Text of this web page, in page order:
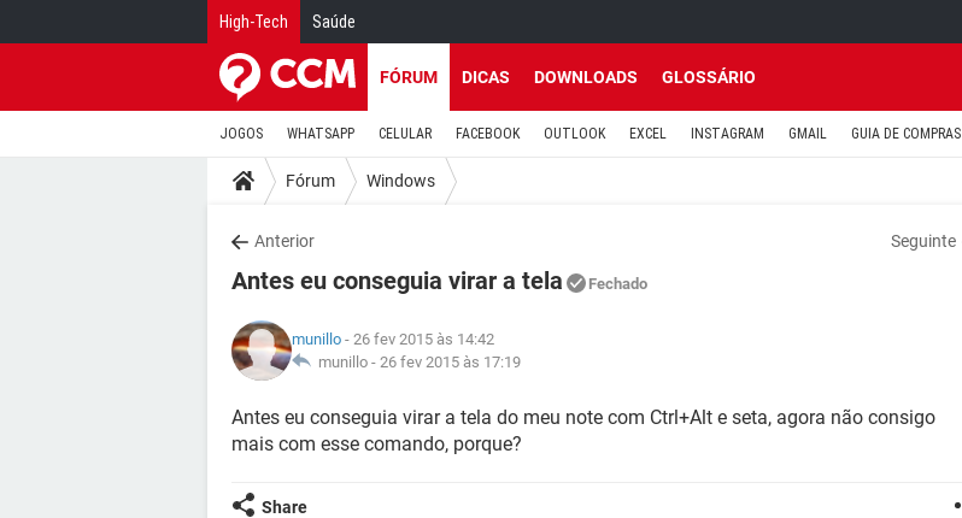
High-Tech Saúde
FÓRUM DICAS DOWNLOADS GLOSSÁRIO
JOGOS WHATSAPP CELULAR FACEBOOK OUTLOOK EXCEL INSTAGRAM GMAIL GUIA DE COMPRAS
Fórum Windows
Anterior Seguinte
Antes eu conseguia virar a tela Fechado
munillo - 26 fev 2015 às 14:42
munillo - 26 fev 2015 às 17:19
Antes eu conseguia virar a tela do meu note com Ctrl+Alt e seta, agora não consigo
mais com esse comando, porque?
Share